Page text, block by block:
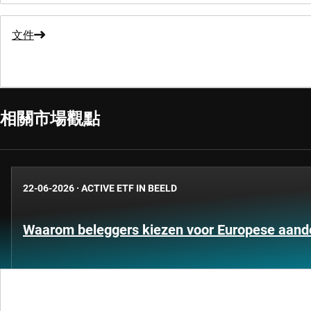
文件
相關市場觀點
22-06-2026 · ACTIVE ETF IN BEELD
Waarom beleggers kiezen voor Europese